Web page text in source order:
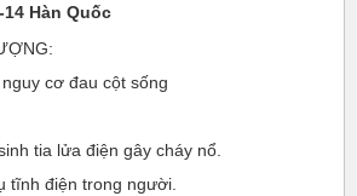
Hàn Quốc
cơ đau cột sống
tia lửa điện gây cháy nổ.
tĩnh điện trong người.